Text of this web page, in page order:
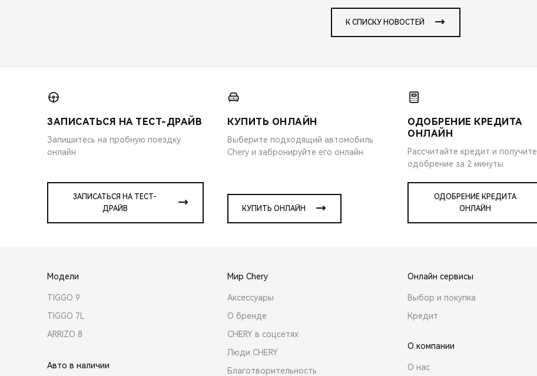
К СПИСКУ НОВОСТЕЙ
ЗАПИСАТЬСЯ НА ТЕСТ-ДРАЙВ
Запишитесь на пробную поездку
онлайн
ЗАПИСАТЬСЯ НА ТЕСТ-
ДРАЙВ
КУПИТЬ ОНЛАЙН
Выберите подходящий автомобиль
Chery и забронируйте его онлайн
КУПИТЬ ОНЛАЙН
ОДОБРЕНИЕ КРЕДИТА
ОНЛАЙН
Рассчитайте кредит и получите
одобрение за 2 минуты
ОДОБРЕНИЕ КРЕДИТА
ОНЛАЙН
Модели
TIGGO 9
TIGGO 7L
ARRIZO 8
Авто в наличии
Мир Chery
Аксессуары
О бренде
CHERY в соцсетях
Люди CHERY
Благотворительность
Онлайн сервисы
Выбор и покупка
Кредит
О компании
О нас